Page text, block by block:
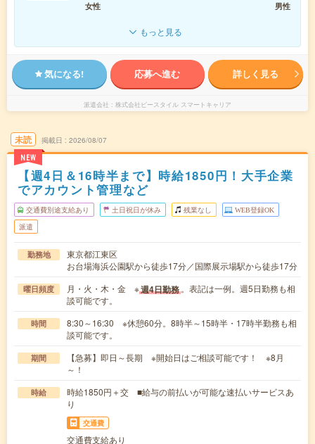
女性
男性
もっと見る
気になる! 応募へ進む 詳しく見る
派遣会社 株式会社ビースタイル スマートキャリア
未読
NEW
掲載日 2026/08/07
【週4日＆16時半まで】時給1850円！大手企業
でアカウント管理など
交通費別途支給あり 土日祝日が休み 残業なし WEB登録OK
派遣
勤務地
東京都江東区
お台場海浜公園駅から徒歩17分／国際展示場駅から徒歩17分
曜日頻度 月・火・木・金 ※週4日勤務 。表記は一例。週5日勤務も相
談可能です。
時間
8:30～16:30 ※休憩60分。8時半～15時半・17時半勤務も相
談可能です。
期間
【急募】即日～長期 ※開始日はご相談可能です！ ※8月
～！
時給
時給1850円＋交 ■給与の前払いが可能な速払いサービスあ
り
交通費
交通費支給あり